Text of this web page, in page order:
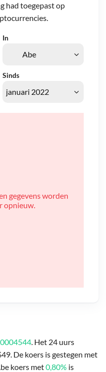
. Het 24 uurs
De koers is gestegen met
koers met0,80% is
had toegepast op
In
Sinds
gegevens worden
opnieuw.